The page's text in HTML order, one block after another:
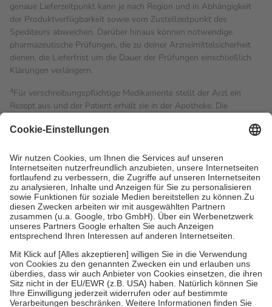
genaue Lieferzeitpunkt kann je nach Region und in Abhängigkeit
der Produktverfügbarkeit sowie vom Zustellzeitpunkt des
Spediteurs abweichen. Darüber hinaus können notwendige
pharmazeutische Prüfungen, die zu deiner Arzneimittelsicherheit
dienen, die Lieferfrist um die Dauer der Prüfungen einschließlich
Klärungen verlängern.
4Für verschreibungspflichtige Medikamente stellt der Arzt ein
Rezept aus und der Patient erhält sie in der Apotheke. Die
Kosten dafür, der Versicherte trägt einen Teil davon als Zuzahlung
Grundsätzlich leisten Mitglieder Zuzahlungen in Höhe von zehn
Prozent des Abgabepreises,mindestensjedochfünf Euround
höchstens zehn Euro.Es sind jedoch nie mehr als die
tatsächlichen Kosten der Leistung zu entrichten.
Diese Regeln gelten grundsätzlich auch für Online-Apotheken.
Bei Heilmitteln und häuslicher Krankenpflege beträgt die
Zuzahlung zehn Prozent der Kosten sowie zehn Euro je
Um das Engagement der Versicherten für ihre eigene Gesundheit
zu stärken und die besondere Stellung der Familie zu unterstützen,
fallenkeine Zuzahlungenan bei:
• Kindern und Jugendlichen bis zum vollendeten 18. Lebensjahr